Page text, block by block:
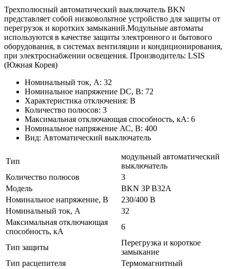
Трехполюсный автоматический выключатель BKN
представляет собой низковольтное устройство для защиты от
перегрузок и коротких замыканий.Модульные автоматы
используются в качестве защиты электронного и бытового
оборудования, в системах вентиляции и кондиционирования,
при электроснабжении освещения. Производитель: LSIS
(Южная Корея)
Номинальный ток, А: 32
Номинальное напряжение DC, В: 72
Характеристика отключения: B
Количество полюсов: 3
Максимальная отключающая способность, кА: 6
Номинальное напряжение АС, В: 400
Вид: Автоматический выключатель
Тип
модульный автоматический
выключатель
Количество полюсов
3
Модель
BKN 3P B32A
Номинальное напряжение, В
230/400 В
Номинальный ток, А
32
Максимальная отключающая
способность, кА
6
Тип защиты
Перегрузка и короткое
замыкание
Тип расцепителя
Термомагнитный